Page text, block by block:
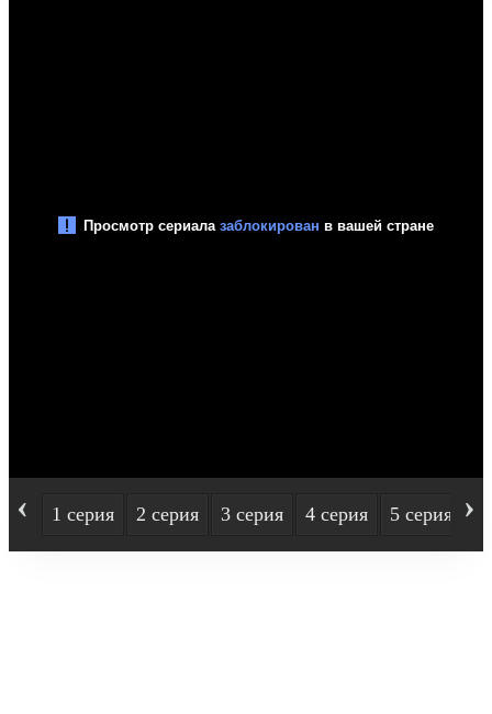
‹ 1 серия 2 серия 3 серия 4 серия 5 серия ›